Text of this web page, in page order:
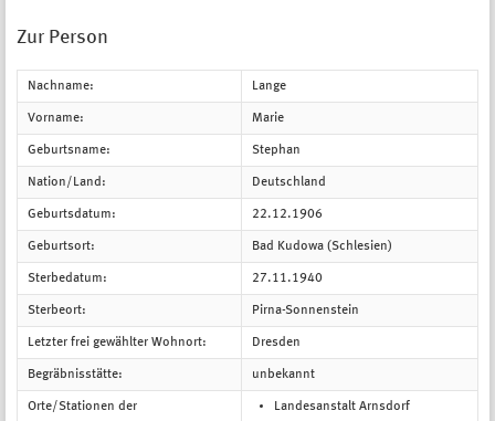
Zur Person
Nachname: Lange
Vorname: Marie
Geburtsname: Stephan
Nation/Land: Deutschland
Geburtsdatum: 22.12.1906
Geburtsort: Bad Kudowa (Schlesien)
Sterbedatum: 27.11.1940
Sterbeort: Pirna-Sonnenstein
Letzter frei gewählter Wohnort: Dresden
Begräbnisstätte: unbekannt
Orte/Stationen der
Landesanstalt Arnsdorf